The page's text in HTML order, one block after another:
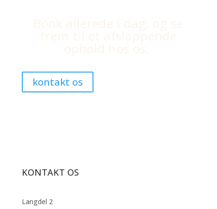
kontakt os
KONTAKT OS
Langdel 2